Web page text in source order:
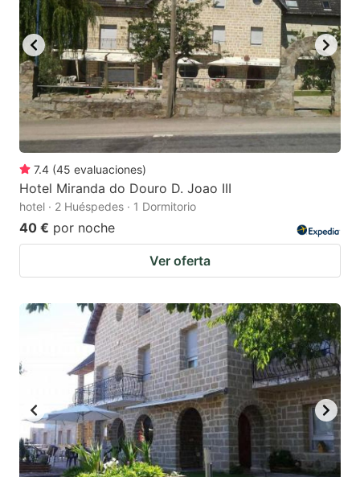
to
get
the
keyboard
shortcuts
for
changing
dates.
to
get
the
keyboard
shortcuts
for
dates.
7.4 (45 evaluaciones)
Hotel Miranda do Douro D. Joao III
hotel · 2 Huéspedes · 1 Dormitorio
40 € por noche
Ver oferta